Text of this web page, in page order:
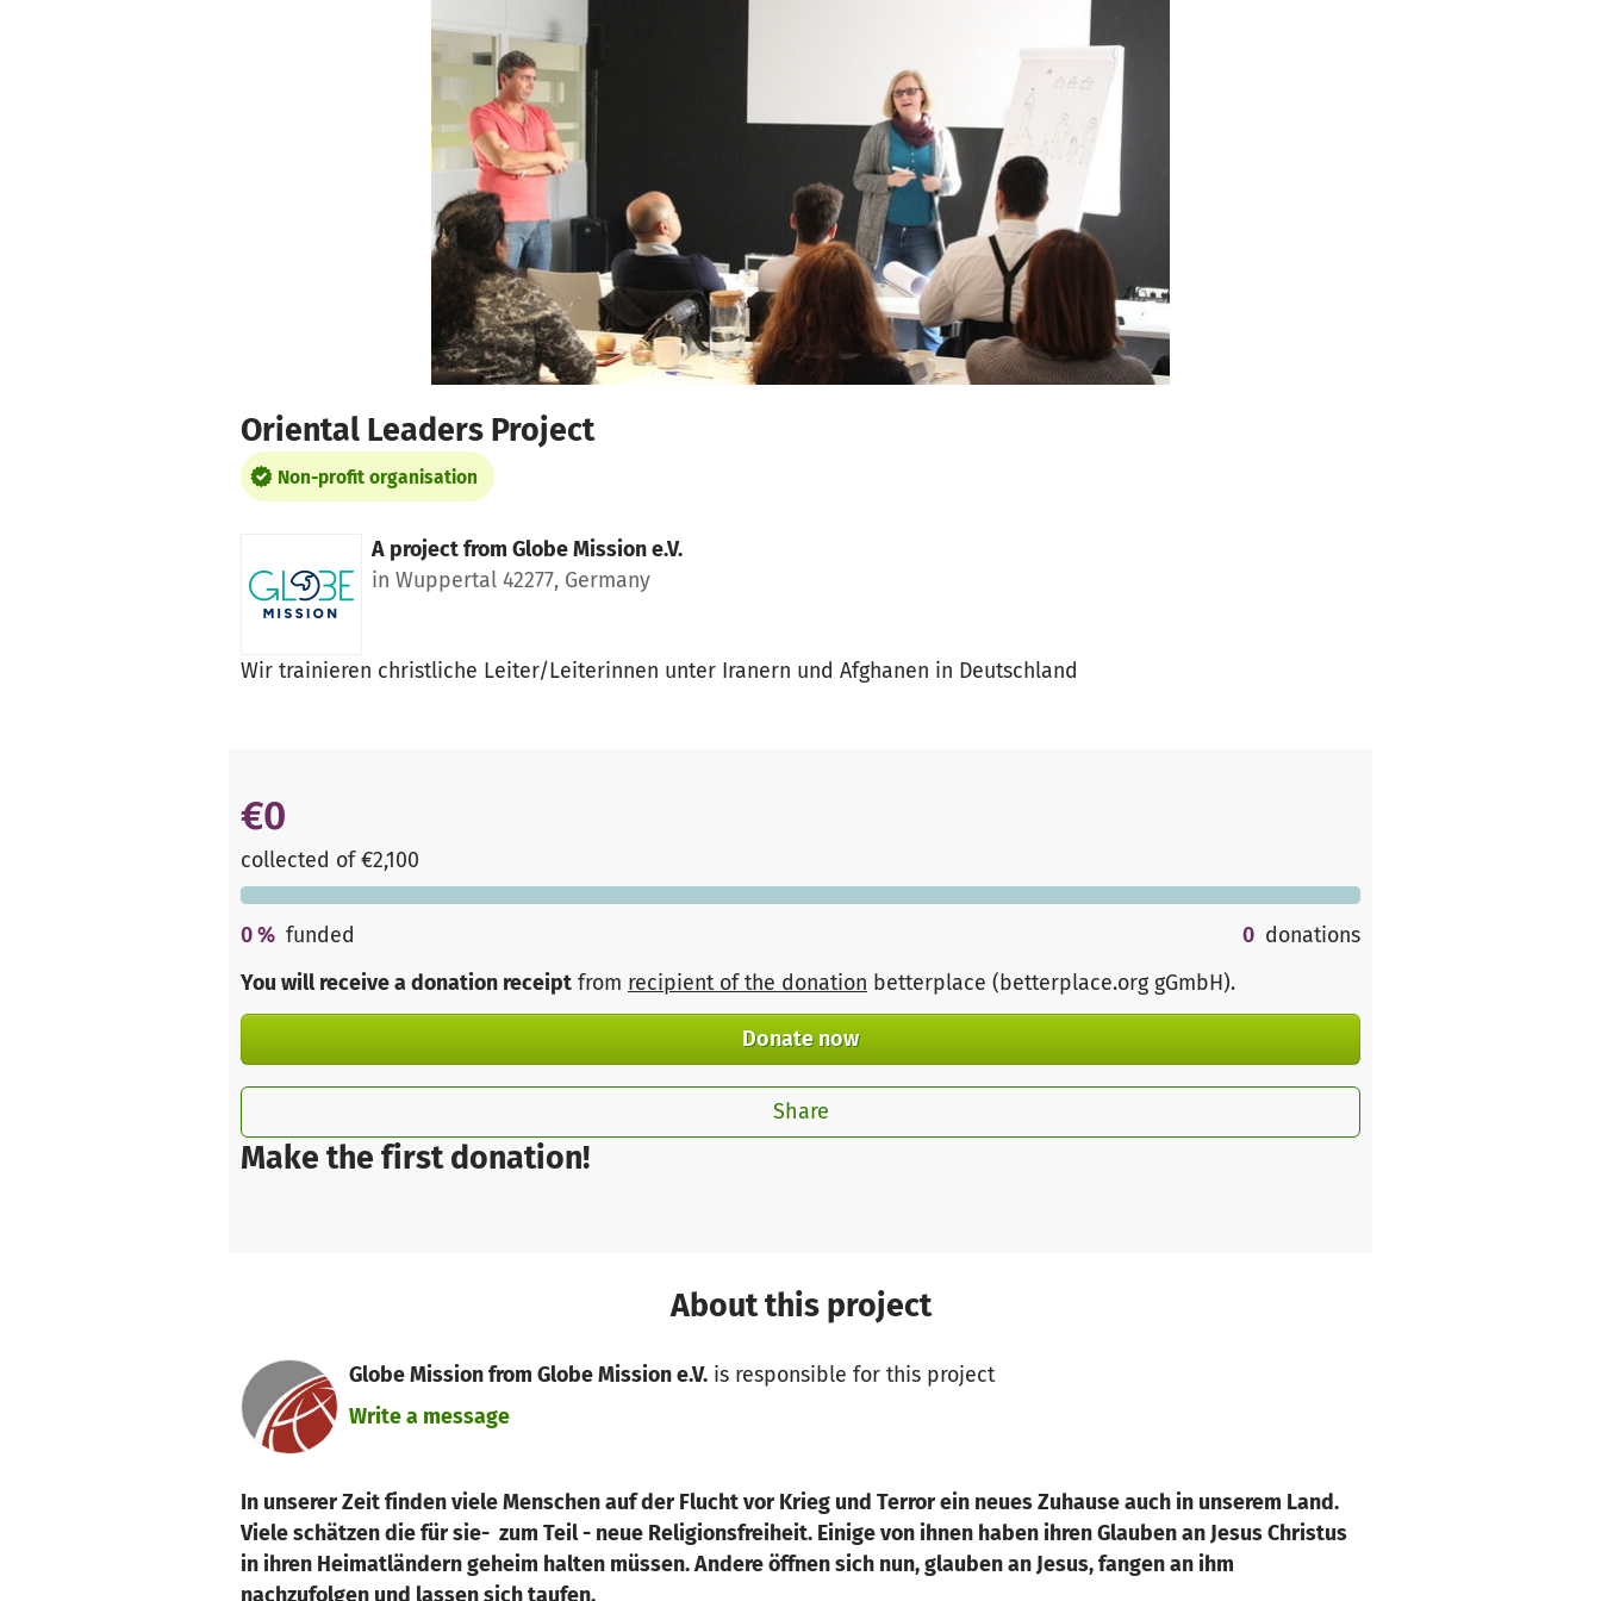
Oriental Leaders Project
Non-profit organisation
A project from Globe Mission e.V.
in Wuppertal 42277, Germany
Wir trainieren christliche Leiter/Leiterinnen unter Iranern und Afghanen in Deutschland
Make the first donation!
€0
collected of €2,100
0% funded 0 donations
You will receive a donation receipt from recipient of the donation betterplace (betterplace.org gGmbH).
Donate now
Share
About this project
Globe Mission from Globe Mission e.V.is responsible for this project
Write a message
In unserer Zeit finden viele Menschen auf der Flucht vor Krieg und Terror ein neues Zuhause auch in unserem Land.
Viele schätzen die für sie- zum Teil - neue Religionsfreiheit. Einige von ihnen haben ihren Glauben an Jesus Christus
in ihren Heimatländern geheim halten müssen. Andere öffnen sich nun, glauben an Jesus, fangen an ihm
nachzufolgen und lassen sich taufen.